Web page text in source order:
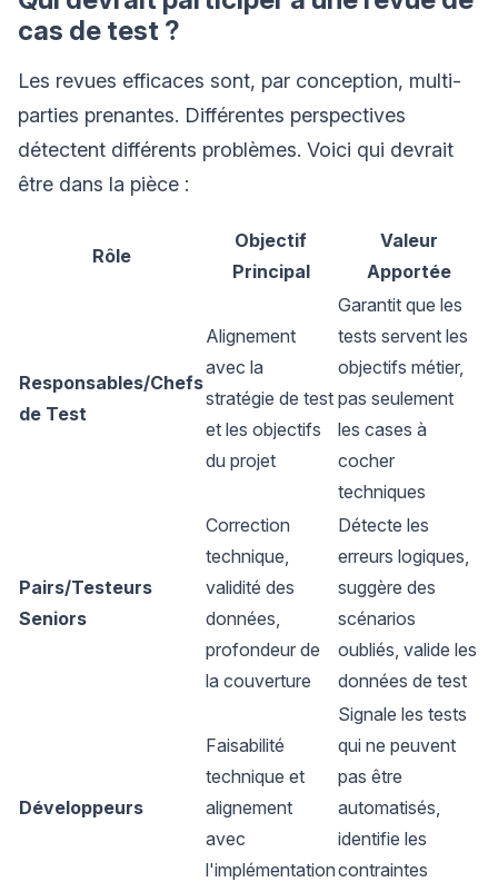
cas de test ?
Les revues efficaces sont, par conception, multi-
parties prenantes. Différentes perspectives
détectent différents problèmes. Voici qui devrait
être dans la pièce :
Rôle
Objectif
Principal
Valeur
Apportée
Responsables/Chefs
de Test
Alignement
avec la
stratégie de test
et les objectifs
du projet
Garantit que les
tests servent les
objectifs métier,
pas seulement
les cases à
cocher
techniques
Pairs/Testeurs
Seniors
Correction
technique,
validité des
données,
profondeur de
la couverture
Détecte les
erreurs logiques,
suggère des
scénarios
oubliés, valide les
données de test
Développeurs
Faisabilité
technique et
alignement
avec
l'implémentation
Signale les tests
qui ne peuvent
pas être
automatisés,
identifie les
contraintes